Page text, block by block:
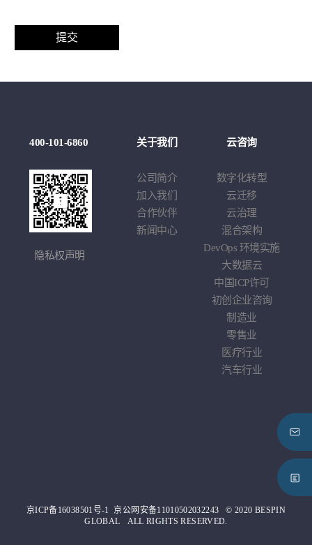
收
400-101-6860
隐私权声明
关于我们
公司简介
加入我们
合作伙伴
新闻中心
云咨询
数字化转型
云迁移
云治理
混合架构
DevOps 环境实施
大数据云
中国ICP许可
初创企业咨询
制造业
零售业
医疗行业
汽车行业
京ICP备16038501号-1 京公网安备11010502032243 © 2020 BESPIN
GLOBAL ALL RIGHTS RESERVED.